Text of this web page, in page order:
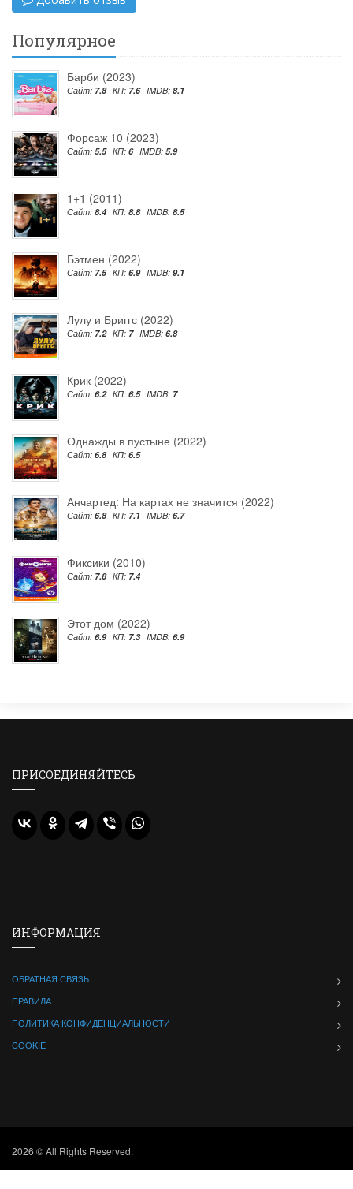
Популярное
Барби (2023)
Сайт: 7.8 КП: 7.6 IMDB: 8.1
Форсаж 10 (2023)
Сайт: 5.5 КП: 6 IMDB: 5.9
1+1 (2011)
Сайт: 8.4 КП: 8.8 IMDB: 8.5
Бэтмен (2022)
Сайт: 7.5 КП: 6.9 IMDB: 9.1
Лулу и Бриггс (2022)
Сайт: 7.2 КП: 7 IMDB: 6.8
Крик (2022)
Сайт: 6.2 КП: 6.5 IMDB: 7
Однажды в пустыне (2022)
Сайт: 6.8 КП: 6.5
Анчартед: На картах не значится (2022)
Сайт: 6.8 КП: 7.1 IMDB: 6.7
Фиксики (2010)
Сайт: 7.8 КП: 7.4
Этот дом (2022)
Сайт: 6.9 КП: 7.3 IMDB: 6.9
ПРИСОЕДИНЯЙТЕСЬ
ИНФОРМАЦИЯ
ОБРАТНАЯ СВЯЗЬ
ПРАВИЛА
ПОЛИТИКА КОНФИДЕНЦИАЛЬНОСТИ
COOKIE
2026 © All Rights Reserved.